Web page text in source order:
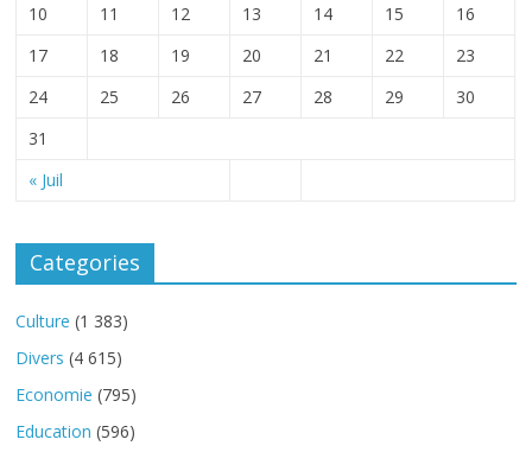
« Juil
10
11 12 13 14 15
16
17
18 19 20 21 22
23
24
25 26 27 28 29
30
31
Categories
Culture (1 383)
Divers (4 615)
Economie (795)
Education (596)